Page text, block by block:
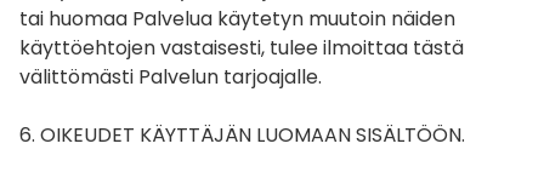
tai huomaa Palvelua käytetyn muutoin näiden
käyttöehtojen vastaisesti, tulee ilmoittaa tästä
välittömästi Palvelun tarjoajalle.
6. OIKEUDET KÄYTTÄJÄN LUOMAAN SISÄLTÖÖN.